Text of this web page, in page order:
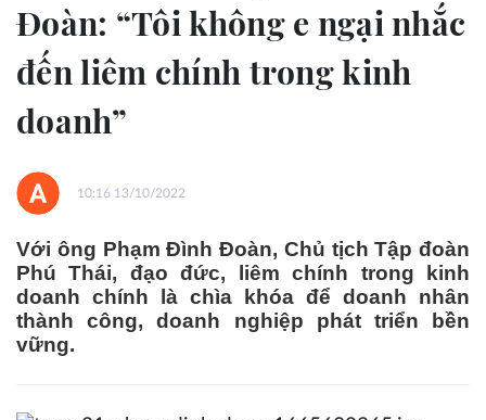
Đoàn: “Tôi không e ngại nhắc
đến liêm chính trong kinh
doanh”
10:16 13/10/2022
Với ông Phạm Đình Đoàn, Chủ tịch Tập đoàn
Phú Thái, đạo đức, liêm chính trong kinh
doanh chính là chìa khóa để doanh nhân
thành công, doanh nghiệp phát triển bền
vững.